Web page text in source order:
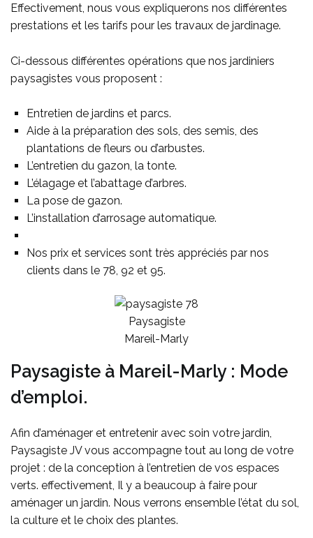
Effectivement, nous vous expliquerons nos différentes
prestations et les tarifs pour les travaux de jardinage.
Ci-dessous différentes opérations que nos jardiniers
paysagistes vous proposent :
Entretien de jardins et parcs.
Aide à la préparation des sols, des semis, des
plantations de fleurs ou d’arbustes.
L’entretien du gazon, la tonte.
L’élagage et l’abattage d’arbres.
La pose de gazon.
L’installation d’arrosage automatique.
Nos prix et services sont très appréciés par nos
clients dans le 78, 92 et 95.
Paysagiste
Mareil-Marly
Paysagiste à Mareil-Marly : Mode
d’emploi.
Afin d’aménager et entretenir avec soin votre jardin,
Paysagiste JV vous accompagne tout au long de votre
projet : de la conception à l’entretien de vos espaces
verts. effectivement, Il y a beaucoup à faire pour
aménager un jardin. Nous verrons ensemble l’état du sol,
la culture et le choix des plantes.